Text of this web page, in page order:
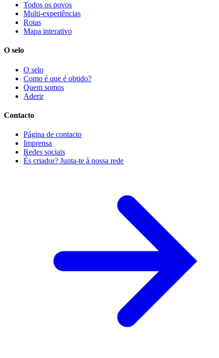
Todos os povos
Multi-experiências
Rotas
Mapa interativo
O selo
O selo
Como é que é obtido?
Quem somos
Aderir
Contacto
Página de contacto
Imprensa
Redes sociais
És criador? Junta-te à nossa rede